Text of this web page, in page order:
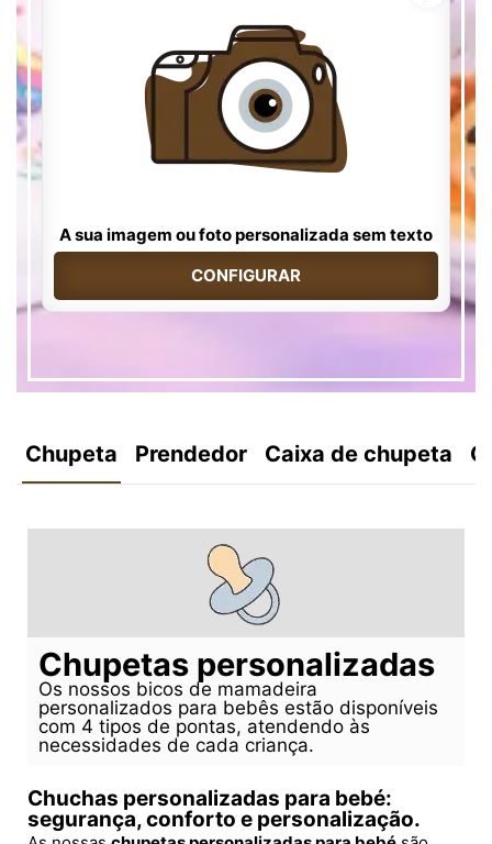
A sua imagem ou foto personalizada sem texto
CONFIGURAR
Chupeta Prendedor Caixa de chupeta
Chupetas personalizadas
Os nossos bicos de mamadeira
personalizados para bebês estão disponíveis
com 4 tipos de pontas, atendendo às
necessidades de cada criança.
Chuchas personalizadas para bebé:
segurança, conforto e personalização.